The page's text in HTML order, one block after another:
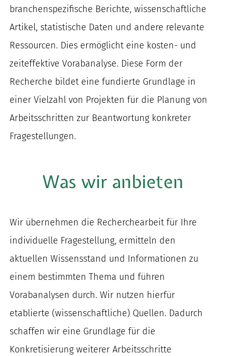
branchenspezifische Berichte, wissenschaftliche
Artikel, statistische Daten und andere relevante
Ressourcen. Dies ermöglicht eine kosten- und
zeiteffektive Vorabanalyse. Diese Form der
Recherche bildet einefundierte Grundlage in
einer Vielzahl von Projektenfür die Planungvon
Arbeitsschritten zur Beantwortung konkreter
Fragestellungen.
Was wir anbieten
Wir übernehmen die Recherchearbeitfür Ihre
individuelle Fragestellung, ermitteln den
aktuellen Wissensstand und Informationen zu
einem bestimmten Thema und führen
Vorabanalysen durch.Wir nutzen hierfür
etablierte (wissenschaftliche) Quellen. Dadurch
schaffen wir eine Grundlage für die
Konkretisierungweiterer Arbeitsschritte